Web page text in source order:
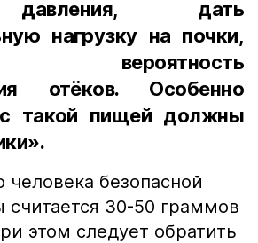
дать
нагрузку на почки,
вероятность
отёков. Особенно
такой пищей должны
человека безопасной
30-50 граммов
этом следует обратить